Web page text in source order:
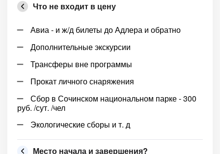
Что не входит в цену
Авиа - и ж/д билеты до Адлера и обратно
Дополнительные экскурсии
Трансферы вне программы
Прокат личного снаряжения
Сбор в Сочинском национальном парке - 300
руб. /сут. /чел
Экологические сборы и т. д
Место начала и завершения?